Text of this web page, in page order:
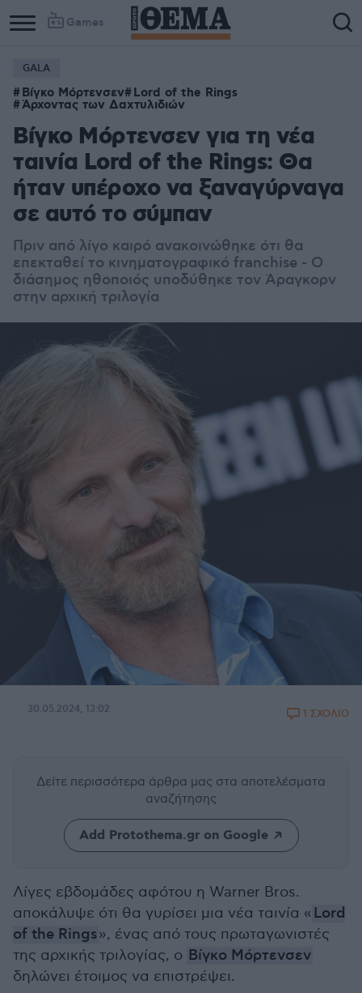
Games
GALA
Βίγκο Μόρτενσεν Lord of the Rings
Άρχοντας των Δαχτυλιδιών
Βίγκο Μόρτενσεν για τη νέα
ταινία Lord of the Rings: Θα
ήταν υπέροχο να ξαναγύρναγα
σε αυτό το σύμπαν
Πριν από λίγο καιρό ανακοινώθηκε ότι θα
επεκταθεί το κινηματογραφικό franchise - Ο
διάσημος ηθοποιός υποδύθηκε τον Άραγκορν
στην αρχική τριλογία
30.05.2024, 13:02 1 ΣΧΟΛΙΟ
Δείτε περισσότερα άρθρα μας στα αποτελέσματα
αναζήτησης
Add Protothema.gr on Google
Λίγες εβδομάδες αφότου η Warner Bros.
αποκάλυψε ότι θα γυρίσει μια νέα ταινία « Lord
of the Rings», ένας από τους πρωταγωνιστές
της αρχικής τριλογίας, ο Βίγκο Μόρτενσεν
δηλώνει έτοιμος να επιστρέψει.